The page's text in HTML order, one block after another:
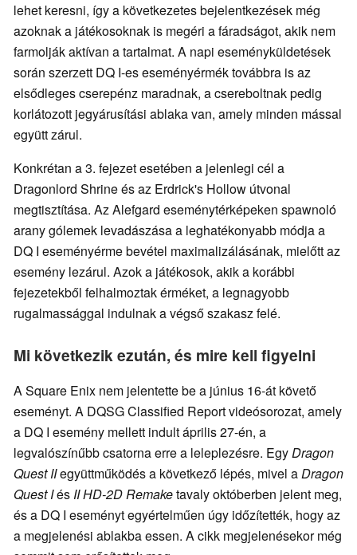
lehet keresni, így a következetes bejelentkezések még
azoknak a játékosoknak is megéri a fáradságot, akik nem
farmolják aktívan a tartalmat. A napi eseményküldetések
során szerzett DQ I-es eseményérmék továbbra is az
elsődleges cserepénz maradnak, a csereboltnak pedig
korlátozott jegyárusítási ablaka van, amely minden mással
együtt zárul.
Konkrétan a 3. fejezet esetében a jelenlegi cél a
Dragonlord Shrine és az Erdrick's Hollow útvonal
megtisztítása. Az Alefgard eseménytérképeken spawnoló
arany gólemek levadászása a leghatékonyabb módja a
DQ I eseményérme bevétel maximalizálásának, mielőtt az
esemény lezárul. Azok a játékosok, akik a korábbi
fejezetekből felhalmoztak érméket, a legnagyobb
rugalmassággal indulnak a végső szakasz felé.
Mi következik ezután, és mire kell figyelni
A Square Enix nem jelentette be a június 16-át követő
eseményt. A DQSG Classified Report videósorozat, amely
a DQ I esemény mellett indult április 27-én, a
legvalószínűbb csatorna erre a leleplezésre. EgyDragon
Quest IIegyüttműködés a következő lépés, mivel aDragon
Quest Iés II HD-2D Remaketavaly októberben jelent meg,
és a DQ I eseményt egyértelműen úgy időzítették, hogy az
a megjelenési ablakba essen. A cikk megjelenésekor még